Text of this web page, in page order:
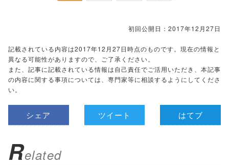
初回公開日：2017年12月27日
記載されている内容は2017年12月27日時点のものです。現在の情報と
異なる可能性がありますので、ご了承ください。
また、記事に記載されている情報は自己責任でご活用いただき、本記事
の内容に関する事項については、専門家等に相談するようにしてくださ
い。
シェア ツイート はてブ
Related